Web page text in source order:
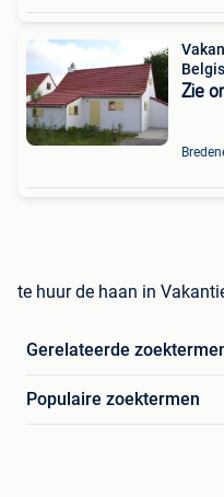
Zie
te huur de haan in
Gerelateerde
Populaire zoektermen